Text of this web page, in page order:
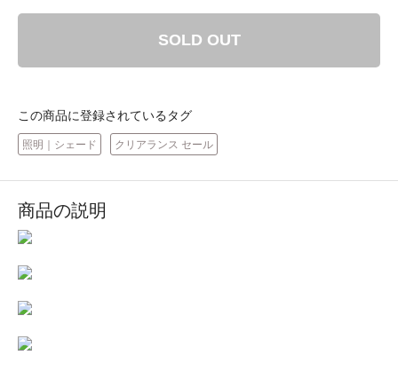
SOLD OUT
この商品に登録されているタグ
照明｜シェード クリアランス セール
商品の説明